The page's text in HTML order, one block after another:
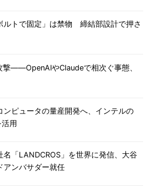
ルトで固定」は禁物 締結部設計で押さ
撃――OpenAIやClaudeで相次ぐ事態、
ンピュータの量産開発へ、インテルの
用
名「LANDCROS」を世界に発信、大谷
アンバサダー就任